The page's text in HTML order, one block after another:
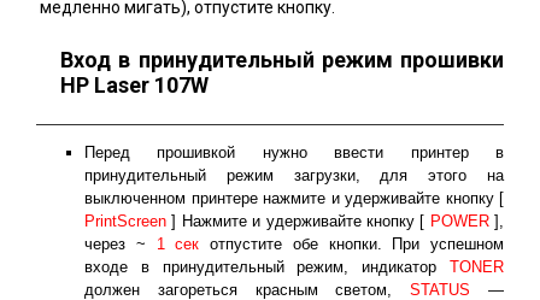
медленно мигать), отпустите кнопку.
Вход в принудительный режим прошивки
HP Laser 107W
Перед прошивкой нужно ввести принтер в
принудительный режим загрузки, для этого на
выключенном принтере нажмите и удерживайте кнопку [
PrintScreen ] Нажмите и удерживайте кнопку [ POWER ],
через ~ 1 сек отпустите обе кнопки. При успешном
входе в принудительный режим, индикатор TONER
должен загореться красным светом,STATUS —